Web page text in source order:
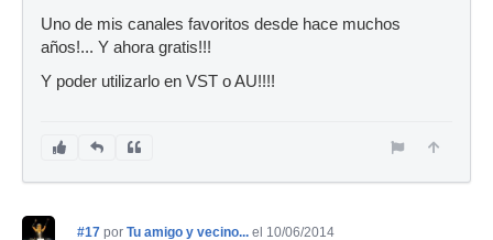
Uno de mis canales favoritos desde hace muchos
años!... Y ahora gratis!!!
Y poder utilizarlo en VST o AU!!!!
#17 por Tu amigo y vecino... el 10/06/2014